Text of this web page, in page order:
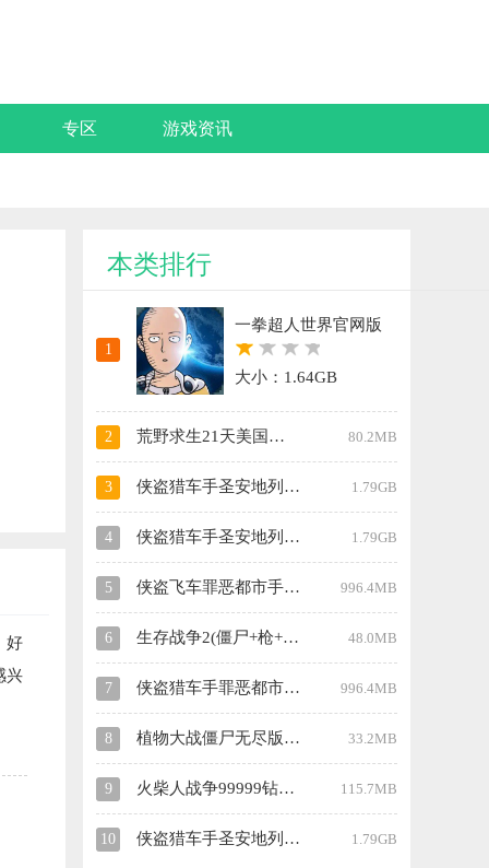
专区 游戏资讯
好
兴
本类排行
1
一拳超人世界官网版
大小：1.64GB
2 荒野求生21天美国原版无限资源版 80.2MB
3 侠盗猎车手圣安地列斯手机版中文版 1.79GB
4 侠盗猎车手圣安地列斯重制版手机版 1.79GB
5 侠盗飞车罪恶都市手机版中文版 996.4MB
6 生存战争2(僵尸+枪+商店)内置菜单版 48.0MB
7 侠盗猎车手罪恶都市超清版 996.4MB
8 植物大战僵尸无尽版手机版 33.2MB
9 火柴人战争99999钻石版修改器 115.7MB
10 侠盗猎车手圣安地列斯汉化版内置菜单版 1.79GB